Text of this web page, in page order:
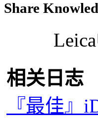
Share
相关日志
『最佳』